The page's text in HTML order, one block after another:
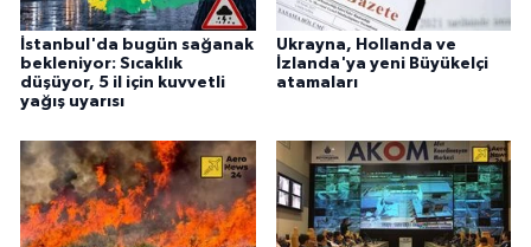
İstanbul'da bugün sağanak
bekleniyor: Sıcaklık
düşüyor, 5 il için kuvvetli
yağış uyarısı
Ukrayna, Hollanda ve
İzlanda'ya yeni Büyükelçi
atamaları